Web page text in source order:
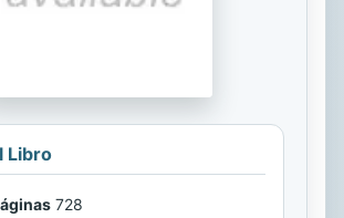
Libro
728